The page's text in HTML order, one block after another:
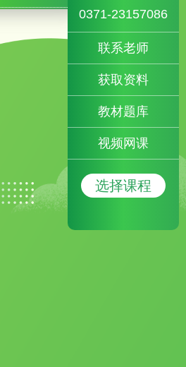
0371-23157086
联系老师
获取资料
教材题库
视频网课
选择课程